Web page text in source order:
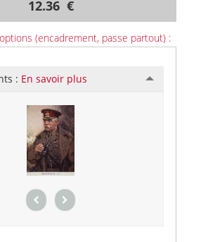
12.36 €
(encadrement, passe partout) :
: En savoir plus